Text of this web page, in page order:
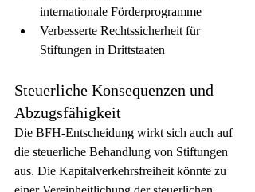
internationale Förderprogramme
Verbesserte Rechtssicherheit für
Stiftungen in Drittstaaten
Steuerliche Konsequenzen und
Abzugsfähigkeit
Die BFH-Entscheidung wirkt sich auch auf
die steuerliche Behandlung von Stiftungen
aus. Die Kapitalverkehrsfreiheit könnte zu